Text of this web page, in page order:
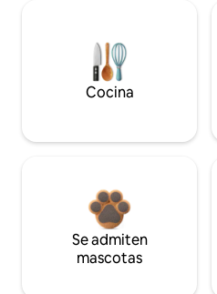
Cocina
Se admiten
mascotas